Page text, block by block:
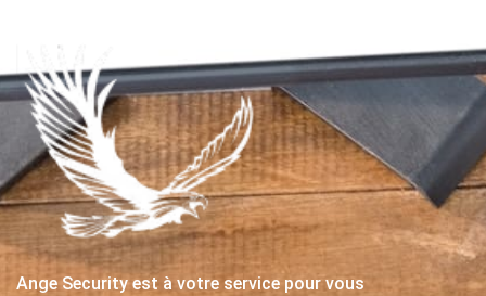
Ange Security est à votre service pour vous